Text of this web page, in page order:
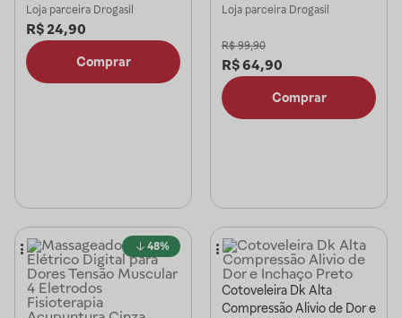
Loja parceira Drogasil
R$ 24,90
Comprar
Loja parceira Drogasil
R$ 99,90
R$64,90
Comprar
48%
Cotoveleira Dk Alta
Compressão Alivio de Dor e